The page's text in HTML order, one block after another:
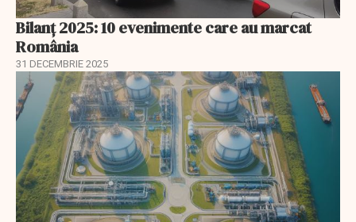
Bilanț 2025: 10 evenimente care au marcat
România
31 DECEMBRIE 2025